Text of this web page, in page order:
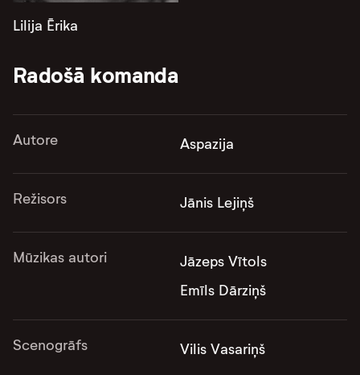
Lilija Ērika
Radošā komanda
Autore Aspazija
Režisors Jānis Lejiņš
Mūzikas autori
Jāzeps Vītols
Emīls Dārziņš
Scenogrāfs Vilis Vasariņš